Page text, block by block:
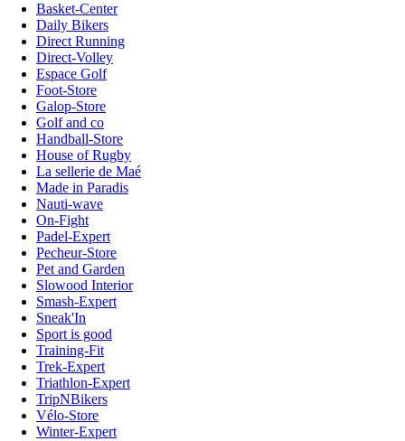
Basket-Center
Daily Bikers
Direct Running
Direct-Volley
Espace Golf
Foot-Store
Galop-Store
Golf and co
Handball-Store
House of Rugby
La sellerie de Maé
Made in Paradis
Nauti-wave
On-Fight
Padel-Expert
Pecheur-Store
Pet and Garden
Slowood Interior
Smash-Expert
Sneak'In
Sport is good
Training-Fit
Trek-Expert
Triathlon-Expert
TripNBikers
Vélo-Store
Winter-Expert